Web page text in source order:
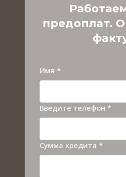
предоплат.
Имя *
Введите телефон *
Сумма кредита *